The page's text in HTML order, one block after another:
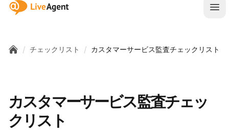
:site.title
メ
/ チェックリスト / カスタマーサービス監査チェックリスト
カスタマーサービス監査チェッ
クリスト